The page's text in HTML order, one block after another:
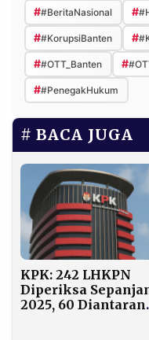
##BeritaNasional #
##KorupsiBanten #
##OTT_Banten #
##PenegakHukum
BACA JUGA
KPK: 242 LHKPN
Diperiksa
2025, 60